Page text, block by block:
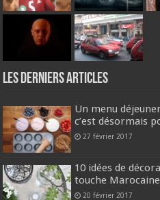
Les derniers articles
Un menu
c’est désormais
27 février 2017
10 idées de
touche
20 février 2017